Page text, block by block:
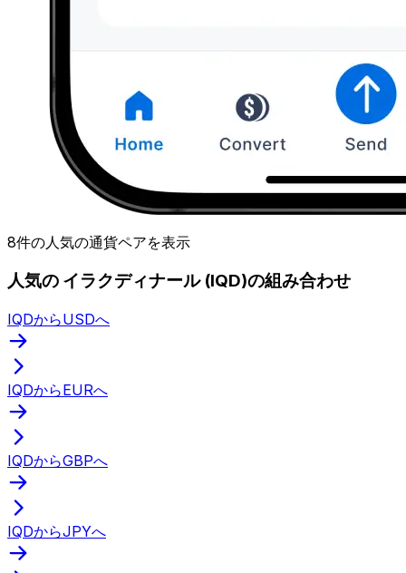
8件の人気の通貨ペアを表示
人気の イラクディナール (IQD)の組み合わせ
IQDからUSDへ
IQDからEURへ
IQDからGBPへ
IQDからJPYへ